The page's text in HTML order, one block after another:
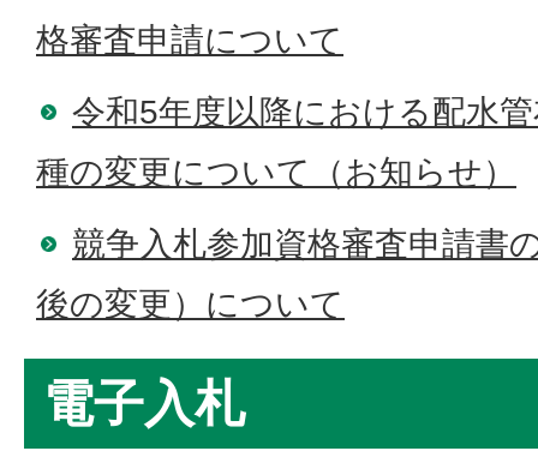
格審査申請について
令和5年度以降における配水
種の変更について（お知らせ）
競争入札参加資格審査申請書
後の変更）について
電子入札